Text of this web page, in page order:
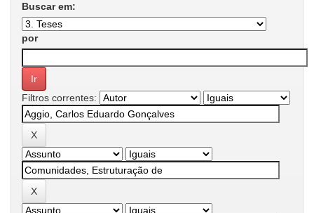
Buscar em:
por
Filtros correntes: